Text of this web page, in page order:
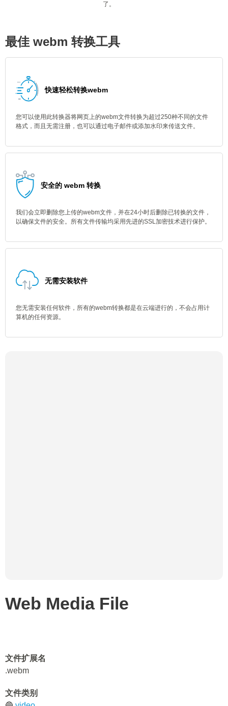
了。
最佳 webm 转换工具
快速轻松转换webm
您可以使用此转换器将网页上的webm文件转换为超过250种不同的文件
格式，而且无需注册，也可以通过电子邮件或添加水印来传送文件。
安全的 webm 转换
我们会立即删除您上传的webm文件，并在24小时后删除已转换的文件，
以确保文件的安全。所有文件传输均采用先进的SSL加密技术进行保护。
无需安装软件
您无需安装任何软件，所有的webm转换都是在云端进行的，不会占用计
算机的任何资源。
Web Media File
文件扩展名
.webm
文件类别